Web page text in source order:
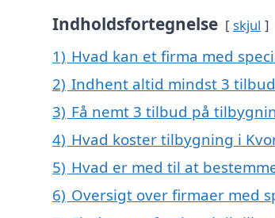
Indholdsfortegnelse skjul
1) Hvad kan et firma med
2) Indhent altid mindst 3
3) Få nemt 3 tilbud på
4) Hvad koster tilbygning i
5) Hvad er med til at
6) Oversigt over firmaer med